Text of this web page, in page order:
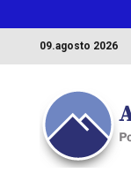
09.agosto 2026